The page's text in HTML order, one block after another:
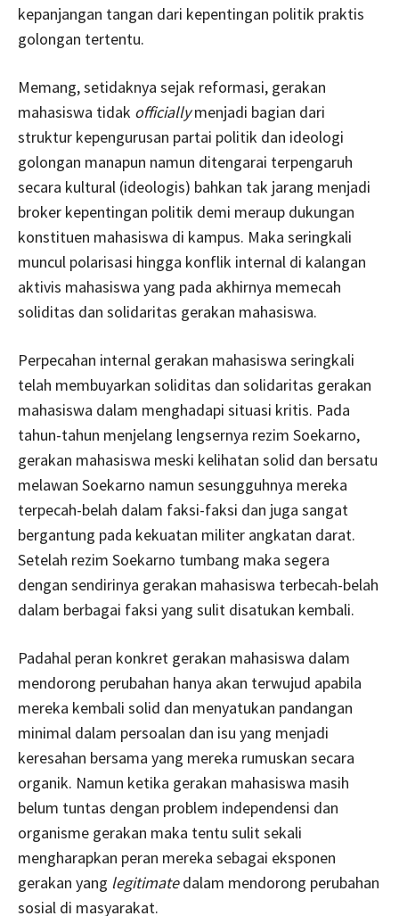
kepanjangan tangan dari kepentingan politik praktis
golongan tertentu.
Memang, setidaknya sejak reformasi, gerakan
mahasiswa tidak officiallymenjadi bagian dari
struktur kepengurusan partai politik dan ideologi
golongan manapun namun ditengarai terpengaruh
secara kultural (ideologis) bahkan tak jarang menjadi
broker kepentingan politik demi meraup dukungan
konstituen mahasiswa di kampus. Maka seringkali
muncul polarisasi hingga konflik internal di kalangan
aktivis mahasiswa yang pada akhirnya memecah
soliditas dan solidaritas gerakan mahasiswa.
Perpecahan internal gerakan mahasiswa seringkali
telah membuyarkan soliditas dan solidaritas gerakan
mahasiswa dalam menghadapi situasi kritis. Pada
tahun-tahun menjelang lengsernya rezim Soekarno,
gerakan mahasiswa meski kelihatan solid dan bersatu
melawan Soekarno namun sesungguhnya mereka
terpecah-belah dalam faksi-faksi dan juga sangat
bergantung pada kekuatan militer angkatan darat.
Setelah rezim Soekarno tumbang maka segera
dengan sendirinya gerakan mahasiswa terbecah-belah
dalam berbagai faksi yang sulit disatukan kembali.
Padahal peran konkret gerakan mahasiswa dalam
mendorong perubahan hanya akan terwujud apabila
mereka kembali solid dan menyatukan pandangan
minimal dalam persoalan dan isu yang menjadi
keresahan bersama yang mereka rumuskan secara
organik. Namun ketika gerakan mahasiswa masih
belum tuntas dengan problem independensi dan
organisme gerakan maka tentu sulit sekali
mengharapkan peran mereka sebagai eksponen
gerakan yang legitimatedalam mendorong perubahan
sosial di masyarakat.